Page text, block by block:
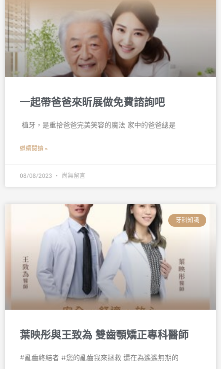
一起帶爸爸來昕展做免費諮詢吧
󠀠 植牙，是重拾爸爸完美笑容的魔法 家中的爸爸總是
繼續閱讀 »
08/08/2023 尚無留言
牙科知識
葉映彤與王致為 雙齒顎矯正專科醫師
#亂齒終結者 #您的亂齒我來拯救 還在為遙遙無期的